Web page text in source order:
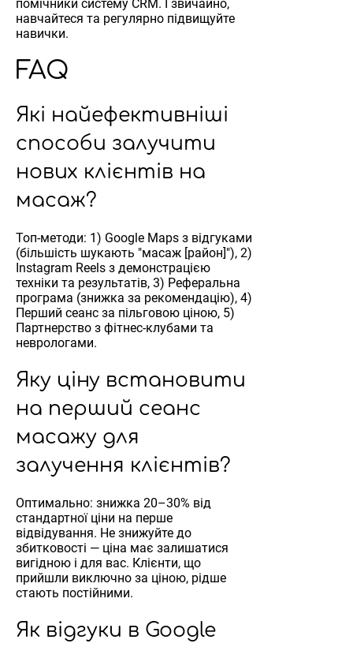
помічники систему CRM. І звичайно,
навчайтеся та регулярно підвищуйте
навички.
FAQ
Які найефективніші
способи залучити
нових клієнтів на
масаж?
Топ-методи: 1) Google Maps з відгуками
(більшість шукають "масаж [район]"), 2)
Instagram Reels з демонстрацією
техніки та результатів, 3) Реферальна
програма (знижка за рекомендацію), 4)
Перший сеанс за пільговою ціною, 5)
Партнерство з фітнес-клубами та
неврологами.
Яку ціну встановити
на перший сеанс
масажу для
залучення клієнтів?
Оптимально: знижка 20–30% від
стандартної ціни на перше
відвідування. Не знижуйте до
збитковості — ціна має залишатися
вигідною і для вас. Клієнти, що
прийшли виключно за ціною, рідше
стають постійними.
Як відгуки в Google